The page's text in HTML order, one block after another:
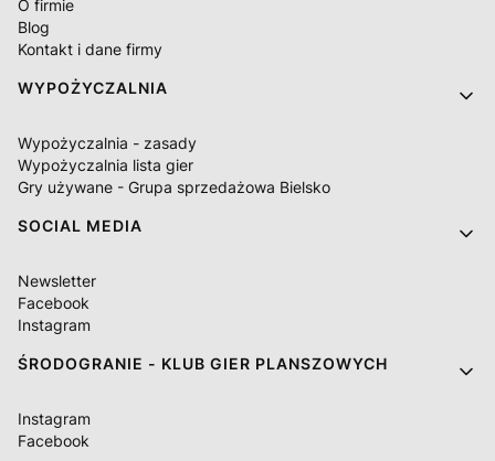
O firmie
Blog
Kontakt i dane firmy
WYPOŻYCZALNIA
Wypożyczalnia - zasady
Wypożyczalnia lista gier
Gry używane - Grupa sprzedażowa Bielsko
SOCIAL MEDIA
Newsletter
Facebook
Instagram
ŚRODOGRANIE - KLUB GIER PLANSZOWYCH
Instagram
Facebook